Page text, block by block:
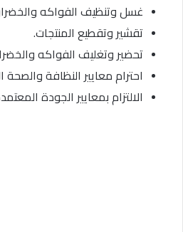
غسل وتنظيف الفواكه
تقشير وتقطيع المنتجات.
تحضير وتغليف الفواكه
احترام معايير النظافة والصحة
الالتزام بمعايير الجودة